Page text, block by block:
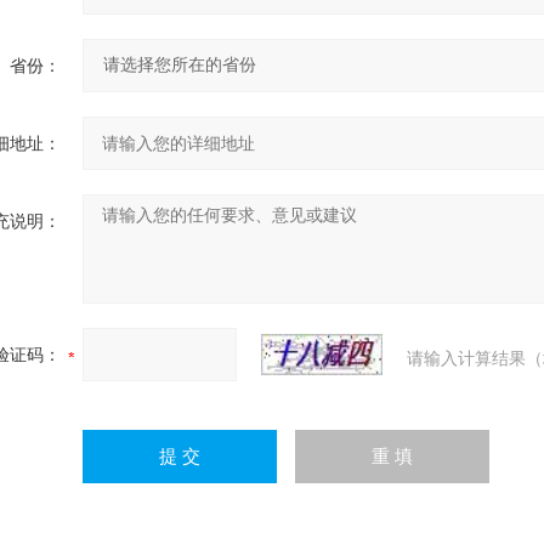
省份：
地址：
说明：
证码： 请输入计算结果